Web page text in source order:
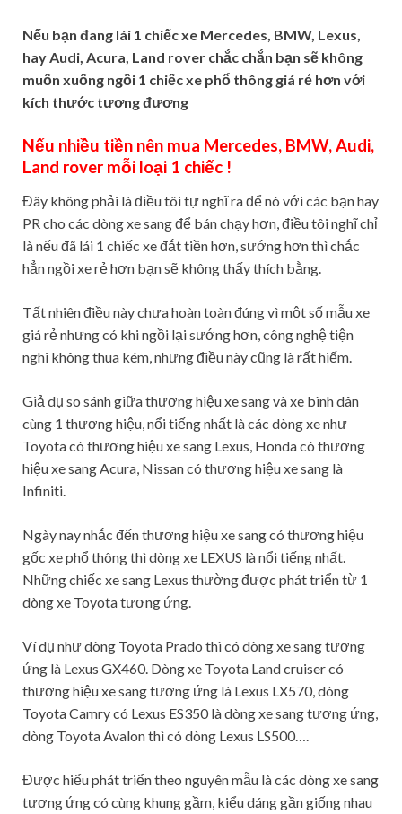
Nếu bạn đang lái 1 chiếc xe Mercedes, BMW, Lexus,
hay Audi, Acura, Land rover chắc chắn bạn sẽ không
muốn xuống ngồi 1 chiếc xe phổ thông giá rẻ hơn với
kích thước tương đương
Nếu nhiều tiền nên mua Mercedes, BMW, Audi,
Land rover mỗi loại 1 chiếc !
Đây không phải là điều tôi tự nghĩ ra để nó với các bạn hay
PR cho các dòng xe sang để bán chạy hơn, điều tôi nghĩ chỉ
là nếu đã lái 1 chiếc xe đắt tiền hơn, sướng hơn thì chắc
hẳn ngồi xe rẻ hơn bạn sẽ không thấy thích bằng.
Tất nhiên điều này chưa hoàn toàn đúng vì một số mẫu xe
giá rẻ nhưng có khi ngồi lại sướng hơn, công nghệ tiện
nghi không thua kém, nhưng điều này cũng là rất hiếm.
Giả dụ so sánh giữa thương hiệu xe sang và xe bình dân
cùng 1 thương hiệu, nổi tiếng nhất là các dòng xe như
Toyota có thương hiệu xe sang Lexus, Honda có thương
hiệu xe sang Acura, Nissan có thương hiệu xe sang là
Infiniti.
Ngày nay nhắc đến thương hiệu xe sang có thương hiệu
gốc xe phổ thông thì dòng xe LEXUS là nổi tiếng nhất.
Những chiếc xe sang Lexus thường được phát triển từ 1
dòng xe Toyota tương ứng.
Ví dụ như dòng Toyota Prado thì có dòng xe sang tương
ứng là Lexus GX460. Dòng xe Toyota Land cruiser có
thương hiệu xe sang tương ứng là Lexus LX570, dòng
Toyota Camry có Lexus ES350 là dòng xe sang tương ứng,
dòng Toyota Avalon thì có dòng Lexus LS500….
Được hiểu phát triển theo nguyên mẫu là các dòng xe sang
tương ứng có cùng khung gầm, kiểu dáng gần giống nhau